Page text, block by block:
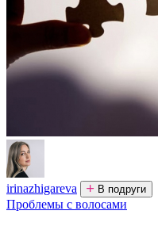
irinazhigareva В подруги
Проблемы с волосами